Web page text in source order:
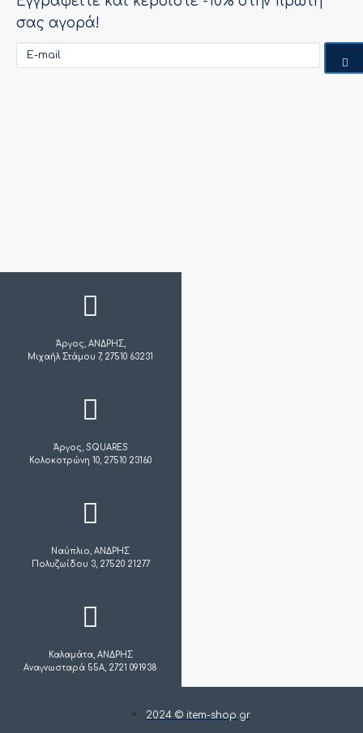
σας αγορά!
Άργος, ΑΝΔΡΗΣ,
Μιχαήλ Στάμου 7, 27510 63231
Άργος, SQUARES
Κολοκοτρώνη 10, 27510 23160
Ναύπλιο, ΑΝΔΡΗΣ
Πολυζωίδου 3, 27520 21277
Καλαμάτα, ΑΝΔΡΗΣ
Αναγνωσταρά 55Α, 2721 091938
2024 © item-shop.gr